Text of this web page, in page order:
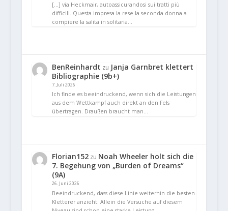
[…] via Heckmair, autoassicurandosi sui tratti più
difficili. Questa impresa la rese la seconda donna a
compiere la salita in solitaria…
BenReinhardt zu Janja Garnbret klettert
Bibliographie (9b+)
7. Juli 2026
Ich finde es beeindruckend, wenn sich die Leistungen
aus dem Wettkampf auch direkt an den Fels
übertragen. Draußen braucht man…
Florian152zu Noah Wheeler holt sich die
7. Begehung von „Burden of Dreams“
(9A)
26. Juni 2026
Beeindruckend, dass diese Linie weiterhin die besten
Kletterer anzieht. Allein die Versuche auf diesem